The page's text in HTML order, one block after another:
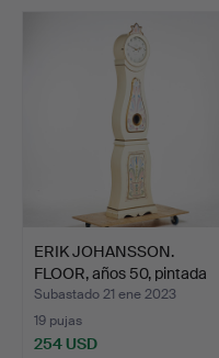
ERIK JOHANSSON.
FLOOR, años 50, pintada
de…
Subastado 21 ene 2023
19 pujas
254 USD